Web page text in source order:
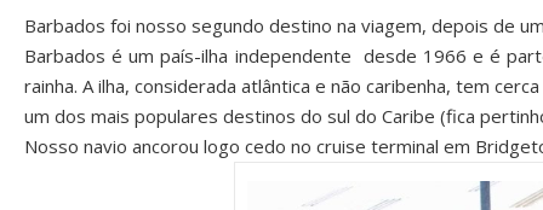
Barbados foi nosso segundo destino na viagem, depois de
Barbados é um país-ilha independente desde 1966 e é
rainha. A ilha, considerada atlântica e não caribenha, tem
um dos mais populares destinos do sul do Caribe (fica
Nosso navio ancorou logo cedo no cruise terminal em